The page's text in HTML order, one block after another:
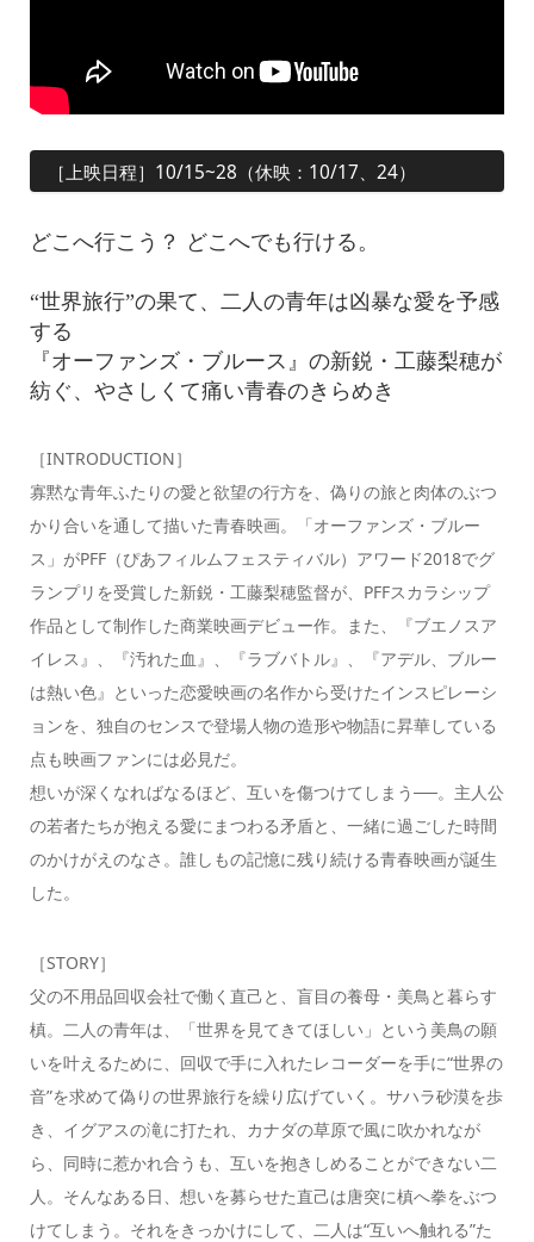
［上映日程］10/15~28（休映：10/17、24）
どこへ行こう？ どこへでも行ける。
“世界旅行”の果て、二人の青年は凶暴な愛を予感
する
『オーファンズ・ブルース』の新鋭・工藤梨穂が
紡ぐ、やさしくて痛い青春のきらめき
［INTRODUCTION］
寡黙な青年ふたりの愛と欲望の行方を、偽りの旅と肉体のぶつ
かり合いを通して描いた青春映画。「オーファンズ・ブルー
ス」がPFF（ぴあフィルムフェスティバル）アワード2018でグ
ランプリを受賞した新鋭・工藤梨穂監督が、PFFスカラシップ
作品として制作した商業映画デビュー作。また、『ブエノスア
イレス』、『汚れた血』、『ラブバトル』、『アデル、ブルー
は熱い色』といった恋愛映画の名作から受けたインスピレーシ
ョンを、独自のセンスで登場人物の造形や物語に昇華している
点も映画ファンには必見だ。
想いが深くなればなるほど、互いを傷つけてしまう──。主人公
の若者たちが抱える愛にまつわる矛盾と、一緒に過ごした時間
のかけがえのなさ。誰しもの記憶に残り続ける青春映画が誕生
した。
［STORY］
父の不用品回収会社で働く直己と、盲目の養母・美鳥と暮らす
槙。二人の青年は、「世界を見てきてほしい」という美鳥の願
いを叶えるために、回収で手に入れたレコーダーを手に“世界の
音”を求めて偽りの世界旅行を繰り広げていく。サハラ砂漠を歩
き、イグアスの滝に打たれ、カナダの草原で風に吹かれなが
ら、同時に惹かれ合うも、互いを抱きしめることができない二
人。そんなある日、想いを募らせた直己は唐突に槙へ拳をぶつ
けてしまう。それをきっかけにして、二人は“互いへ触れる”た